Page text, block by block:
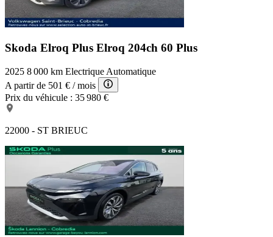
Skoda Elroq Plus Elroq 204ch 60 Plus
2025 8 000 km Electrique Automatique
A partir de 501 € / mois
Prix du véhicule : 35 980 €
22000 - ST BRIEUC